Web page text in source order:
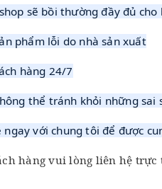
sẽ bồi thường đầy đủ cho
phẩm lỗi do nhà sản xuất
hàng 24/7
thể tránh khỏi những
với chung tôi để được
hàng vui lòng liên hệ